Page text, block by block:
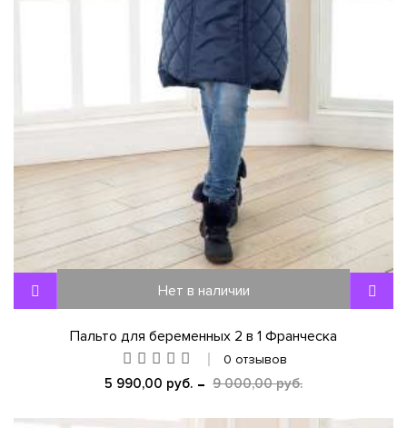
Нет в наличии
Пальто для беременных 2 в 1 Франческа
0 отзывов
5 990,00 руб. 9 000,00 руб.